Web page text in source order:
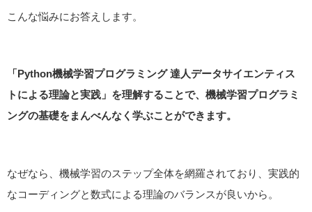
こんな悩みにお答えします。
「Python機械学習プログラミング 達人データサイエンティス
トによる理論と実践」を理解することで、機械学習プログラミ
ングの基礎をまんべんなく学ぶことができます。
なぜなら、機械学習のステップ全体を網羅されており、実践的
なコーディングと数式による理論のバランスが良いから。